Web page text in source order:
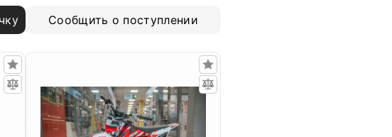
Сообщить о поступлении